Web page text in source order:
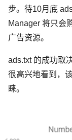
步。待10月底
Manager 将只会
广告资源。
ads.txt 的成功取
很高兴地看到，
睐。